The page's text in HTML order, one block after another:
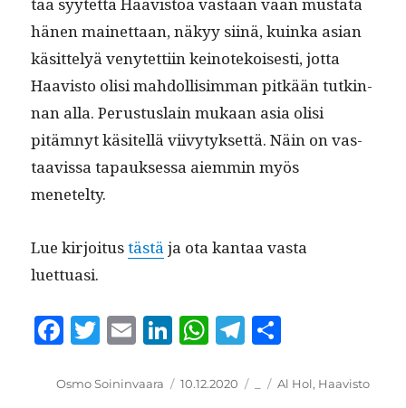
hänen mainet­taan, näkyy siinä, kuin­ka asian
käsit­te­lyä venytet­ti­in keinotekois­es­ti, jot­ta
Haav­is­to olisi mah­dol­lisim­man pitkään tutkin­
nan alla. Perus­tus­lain mukaan asia olisi
pitäm­nyt käsitel­lä viivy­tyk­set­tä. Näin on vas­
taavis­sa tapauk­ses­sa aiem­min myös
menetelty.
Lue kir­joi­tustästäja ota kan­taa vas­ta
luettuasi.
F
c
T
it
E
ai
Li
k
W
at
T
e a
Kirjoittaja
Osmo Soininvaara Julkaistu
10.12.2020 Kategoriat
Avainsanat
Al Hol, Haavisto